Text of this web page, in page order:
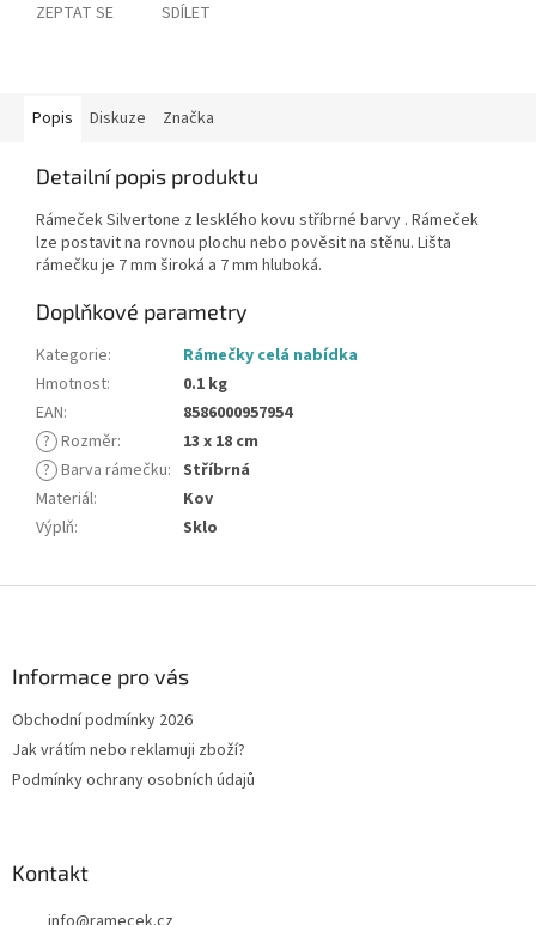
ZEPTAT SE SDÍLET
Popis Diskuze Značka
Detailní popis produktu
Rámeček Silvertone z lesklého kovu stříbrné barvy . Rámeček
lze postavit na rovnou plochu nebo pověsit na stěnu. Lišta
rámečku je 7 mm široká a 7 mm hluboká.
Doplňkové parametry
Kategorie:
Rámečky celá nabídka
Hmotnost:
0.1 kg
EAN:
8586000957954
? Rozměr:
13 x 18 cm
? Barva rámečku: Stříbrná
Materiál:
Kov
Výplň: Sklo
Informace pro vás
Obchodní podmínky 2026
Jak vrátím nebo reklamuji zboží?
Podmínky ochrany osobních údajů
Kontakt